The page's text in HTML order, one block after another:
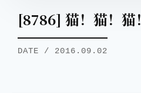
[8786] 猫！猫！猫！
DATE / 2016.09.02